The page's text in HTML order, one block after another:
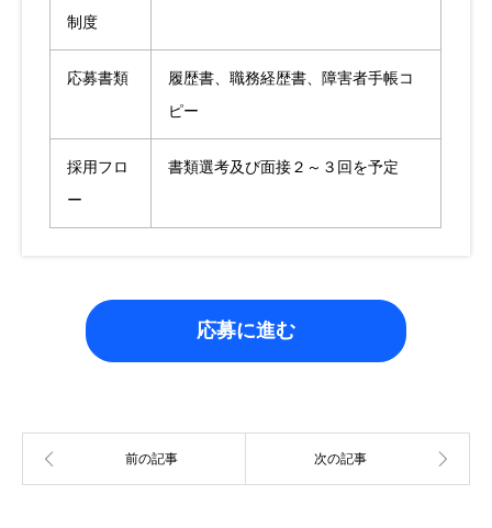
制度
応募書類
履歴書、職務経歴書、障害者手帳コ
ピー
採用フロ
ー
書類選考及び面接２～３回を予定
応募に進む